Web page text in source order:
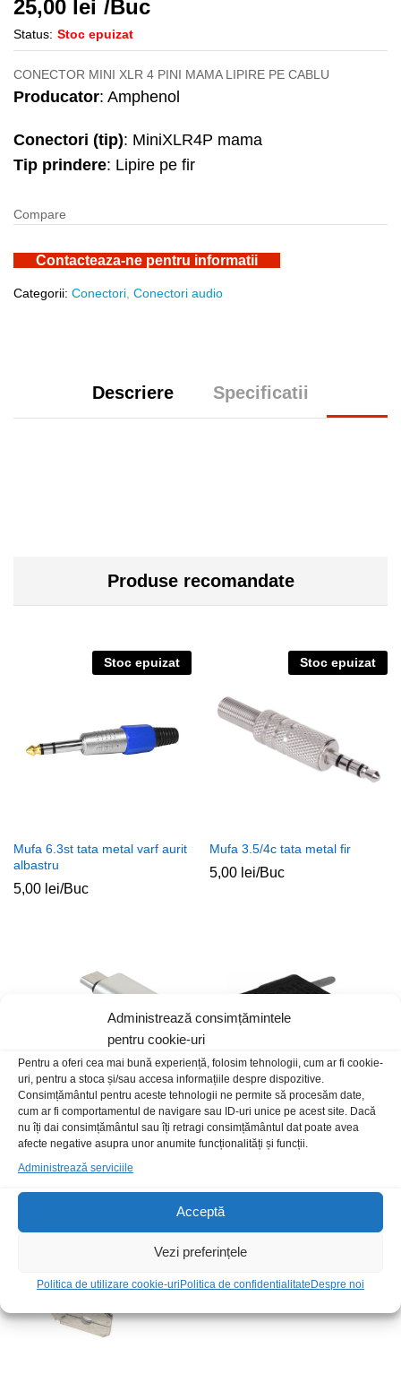
Administrează consimțămintele
pentru cookie-uri
Pentru a oferi cea mai bună experiență, folosim tehnologii, cum ar fi cookie-
uri, pentru a stoca și/sau accesa informațiile despre dispozitive.
Consimțământul pentru aceste tehnologii ne permite să procesăm date,
cum ar fi comportamentul de navigare sau ID-uri unice pe acest site. Dacă
nu îți dai consimțământul sau îți retragi consimțământul dat poate avea
afecte negative asupra unor anumite funcționalități și funcții.
Administrează serviciile
Acceptă
Vezi preferințele
Politica de utilizare cookie-uriPolitica de confidentialitateDespre noi
25,00 lei /Buc
Status: Stoc epuizat
CONECTOR MINI XLR 4 PINI MAMA LIPIRE PE CABLU
Producator: Amphenol
Conectori (tip): MiniXLR4P mama
Tip prindere: Lipire pe fir
Compare
Contacteaza-ne pentru informatii
Categorii: Conectori Conectori audio
Descriere Specificatii
Produse recomandate
Stoc epuizat
Mufa 6.3st tata metal varf aurit
albastru
5,00 lei/Buc
Stoc epuizat
Mufa 3.5/4c tata metal fir
5,00 lei/Buc
Adaptor USB 2.0 Micro-tip C t-
m
25,00lei/Buc
Adaptor stecher US/Jpn/Chn
fara impamantare negru